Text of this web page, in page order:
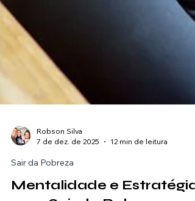
7 de dez. de 2025
Sair da Pobreza